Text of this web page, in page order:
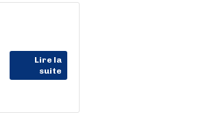
Lire la
suite